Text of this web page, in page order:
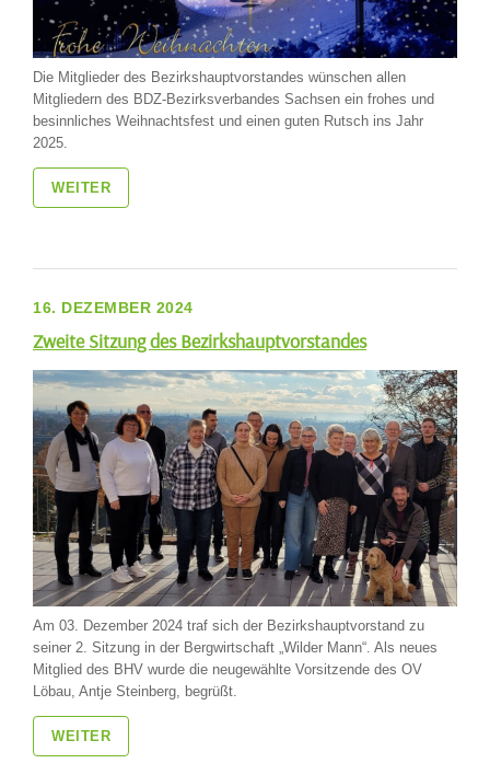
Die Mitglieder des Bezirkshauptvorstandes wünschen allen
Mitgliedern des BDZ-Bezirksverbandes Sachsen ein frohes und
besinnliches Weihnachtsfest und einen guten Rutsch ins Jahr
2025.
WEITER
16. DEZEMBER 2024
Zweite Sitzung des Bezirkshauptvorstandes
Am 03. Dezember 2024 traf sich der Bezirkshauptvorstand zu
seiner 2. Sitzung in der Bergwirtschaft „Wilder Mann“. Als neues
Mitglied des BHV wurde die neugewählte Vorsitzende des OV
Löbau, Antje Steinberg, begrüßt.
WEITER